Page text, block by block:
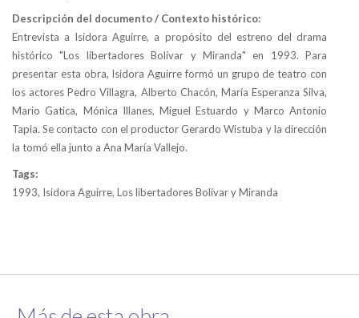
Descripción del documento / Contexto histórico:
Entrevista a Isidora Aguirre, a propósito del estreno del drama
histórico "Los libertadores Bolívar y Miranda" en 1993. Para
presentar esta obra, Isidora Aguirre formó un grupo de teatro con
los actores Pedro Villagra, Alberto Chacón, María Esperanza Silva,
Mario Gatica, Mónica Illanes, Miguel Estuardo y Marco Antonio
Tapia. Se contacto con el productor Gerardo Wistuba y la dirección
la tomó ella junto a Ana María Vallejo.
Tags:
1993, Isidora Aguirre, Los libertadores Bolívar y Miranda